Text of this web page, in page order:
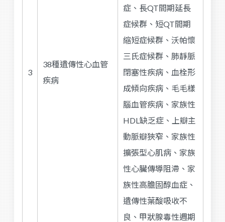
3
38種遺傳性心血管
疾病
症、長QT間期延長
症候群、短QT間期
縮短症候群、沃帕懷
三氏症候群、肺靜脈
閉塞性疾病、血栓形
成傾向疾病、毛毛樣
腦血管疾病、家族性
HDL缺乏症、上瓣主
動脈瓣狹窄、家族性
擴張型心肌病、家族
性心臟傳導阻滯、家
族性高膽固醇血症、
遺傳性葉酸吸收不
良、甲狀腺毒性週期